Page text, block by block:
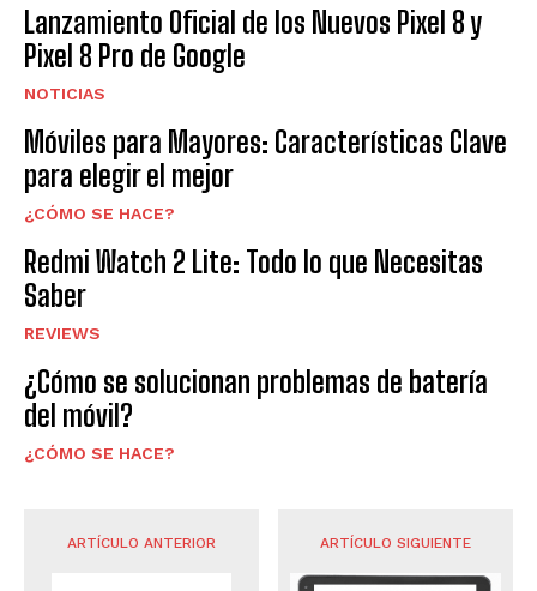
Lanzamiento Oficial de los Nuevos Pixel 8 y
Pixel 8 Pro de Google
NOTICIAS
Móviles para Mayores: Características Clave
para elegir el mejor
¿CÓMO SE HACE?
Redmi Watch 2 Lite: Todo lo que Necesitas
Saber
REVIEWS
¿Cómo se solucionan problemas de batería
del móvil?
¿CÓMO SE HACE?
ARTÍCULO ANTERIOR ARTÍCULO SIGUIENTE